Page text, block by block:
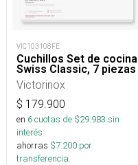
VIC103108FE
Cuchillos Set de cocina
Swiss Classic, 7 piezas
Victorinox
$ 179.900
en 6cuotas de $29.983 sin
interés
ahorras $7.200 por
transferencia.